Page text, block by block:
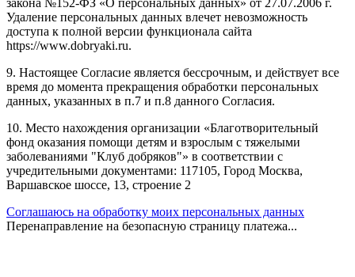
закона №152-ФЗ «О персональных данных» от 27.07.2006 г.
Удаление персональных данных влечет невозможность
доступа к полной версии функционала сайта
https://www.dobryaki.ru.
9. Настоящее Согласие является бессрочным, и действует все
время до момента прекращения обработки персональных
данных, указанных в п.7 и п.8 данного Согласия.
10. Место нахождения организации «Благотворительный
фонд оказания помощи детям и взрослым с тяжелыми
заболеваниями "Клуб добряков"» в соответствии с
учредительными документами: 117105, Город Москва,
Варшавское шоссе, 13, строение 2
Соглашаюсь на обработку моих персональных данных
Перенаправление на безопасную страницу платежа...